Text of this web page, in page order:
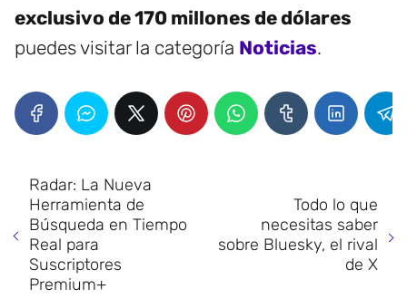
exclusivo de 170 millones de dólares
puedes visitar la categoría Noticias.
Radar: La Nueva
Herramienta de
Búsqueda en Tiempo
Real para
Suscriptores
Premium+
Todo lo que
necesitas saber
sobre Bluesky, el rival
de X